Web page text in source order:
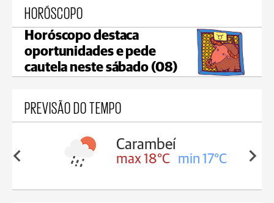
HORÓSCOPO
Horóscopo destaca
oportunidades e pede
cautela neste sábado (08)
PREVISÃO DO TEMPO
18°C
Carambeí
max 18°C min 17°C